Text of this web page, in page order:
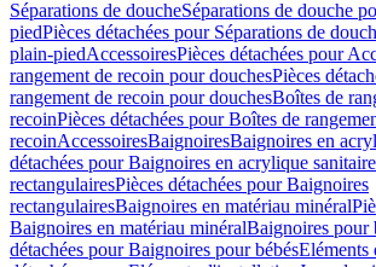
Séparations de doucheSéparations de douche
piedPièces détachées pour Séparations de
plain-piedAccessoiresPièces détachées pour
rangement de recoin pour douchesPièces
rangement de recoin pour douchesBoîtes de
recoinPièces détachées pour Boîtes de
recoinAccessoiresBaignoiresBaignoires en
détachées pour Baignoires en acrylique sanitaire
rectangulairesPièces détachées pour Baignoires
rectangulairesBaignoires en matériau minéral
Baignoires en matériau minéralBaignoires pour
détachées pour Baignoires pour bébésEléments